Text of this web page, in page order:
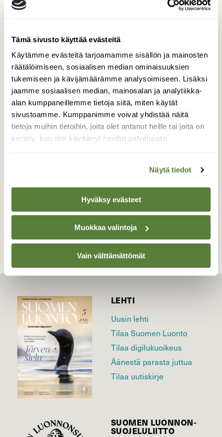
Tämä sivusto käyttää evästeitä
Käytämme evästeitä tarjoamamme sisällön ja mainosten
räätälöimiseen, sosiaalisen median ominaisuuksien
tukemiseen ja kävijämäärämme analysoimiseen. Lisäksi
jaamme sosiaalisen median, mainosalan ja analytiikka-
alan kumppaneillemme tietoja siitä, miten käytät
sivustoamme. Kumppanimme voivat yhdistää näitä
tietoja muihin tietoihin, joita olet antanut heille tai joita on
kerätty, kun olet käyttänyt heidän palvelujaan.
Näytä tiedot
Hyväksy evästeet
Muokkaa valintoja
Vain välttämättömät
Sisiliskon poikanen
Mökin terassilla vilisti pienen pieni sisiliskon
poikanen. Isompi sisilisko paistatteli päivää
terassin toisessa päässä. Olisikohan ollut
äiti-lisko.
TAKAISIN LISTAAN
LEHTI
Uusin lehti
Tilaa Suomen Luonto
Tilaa digilukuoikeus
Äänestä parasta juttua
Tilaa uutiskirje
SUOMEN LUONNON­
SUOJELU­LIITTO